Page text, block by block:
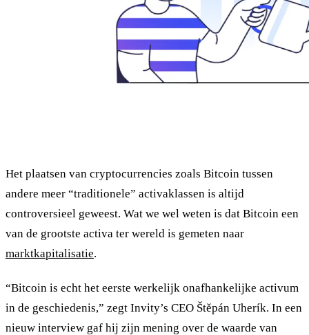
Het plaatsen van cryptocurrencies zoals Bitcoin tussen
andere meer “traditionele” activaklassen is altijd
controversieel geweest. Wat we wel weten is dat Bitcoin een
van de grootste activa ter wereld is gemeten naar
marktkapitalisatie.
“Bitcoin is echt het eerste werkelijk onafhankelijke activum
in de geschiedenis,” zegt Invity’s CEO Štěpán Uherík. In een
nieuw interview gaf hij zijn mening over de waarde van